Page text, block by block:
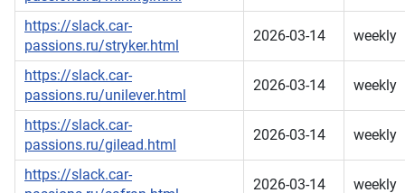
https://slack.car-
passions.ru/stryker.html
2026-03-14 weekly
https://slack.car-
passions.ru/unilever.html
2026-03-14 weekly
https://slack.car-
passions.ru/gilead.html
2026-03-14 weekly
https://slack.car-
2026-03-14 weekly